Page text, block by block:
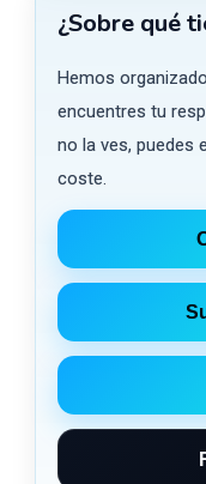
¿Sobre qué
Hemos
encuentres tu
no la ves, puedes
coste.